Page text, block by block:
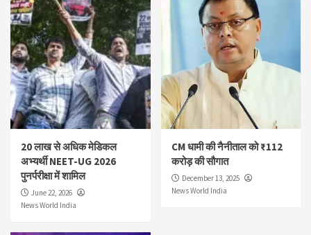
20 लाख से अधिक मेडिकल
अभ्यर्थी NEET-UG 2026
पुनर्परीक्षा में शामिल
June 22, 2026
News World India
CM धामी की नैनीताल को ₹112
करोड़ की सौगात
December 13, 2025
News World India